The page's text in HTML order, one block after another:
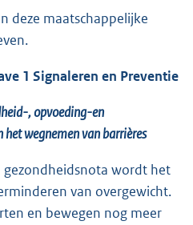
deze maatschappelijke
1 Signaleren en Preventie
, opvoeding-en
wegnemen van barrières
gezondheidsnota wordt het
van overgewicht.
en bewegen nog meer